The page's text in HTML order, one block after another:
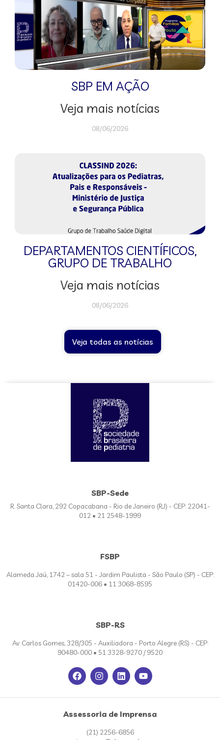
SBP EM AÇÃO
Veja mais notícias
08/06/2026
DEPARTAMENTOS CIENTÍFICOS,
GRUPO DE TRABALHO
Veja mais notícias
08/06/2026
Veja todas as notícias
SBP-Sede
R. Santa Clara, 292 Copacabana - Rio de Janeiro (RJ) - CEP: 22041-
012 • 21 2548-1999
FSBP
Alameda Jaú, 1742 – sala 51 - Jardim Paulista - São Paulo (SP) - CEP:
01420-006 • 11 3068-8595
SBP-RS
Av. Carlos Gomes, 328/305 - Auxiliadora - Porto Alegre (RS) - CEP:
90480-000 • 51 3328-9270 / 9520
Assessoria de Imprensa
(21) 2256-6856